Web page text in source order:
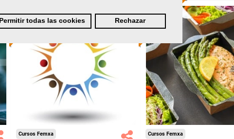
Permitir todas las cookies Rechazar
ONLINE
subvencionada.
Para desempleados,
trabajadores y autónomos.
Sector
-Educación.
Cursos Femxa
ONLINE
Formación 100%
subvencionada.
Para desempleados,
trabajadores y autónomos.
Sector
-Hosteleria y Turismo.
Cursos Femxa